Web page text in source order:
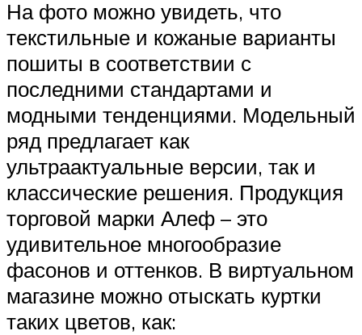
На фото можно увидеть, что
текстильные и кожаные варианты
пошиты в соответствии с
последними стандартами и
модными тенденциями. Модельный
ряд предлагает как
ультраактуальные версии, так и
классические решения. Продукция
торговой марки Алеф – это
удивительное многообразие
фасонов и оттенков. В виртуальном
магазине можно отыскать куртки
таких цветов, как: